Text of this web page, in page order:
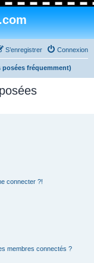
Connexion
S’enregistrer
fréquemment)
connecter ?!
membres connectés ?